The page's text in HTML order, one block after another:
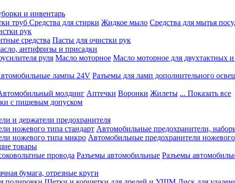
и инвентарь
труб Средства для стирки Жидкое мыло Средства для мытья
рук
средства Пасты для очистки рук
антифризы и присадки
руля Масло моторное Масло моторное для двухтактных
лампы 24V Разъемы для ламп дополнительного
молдинг Аптечки Воронки Жилеты ... Показать все
с пищевым допуском
и держатели предохранителя
ножевого типа стандарт Автомобильные предохранители,
ножевого типа микро Автомобильные предохранители
товары
провода Разъемы автомобильные Разъемы
бумага, отрезные круги